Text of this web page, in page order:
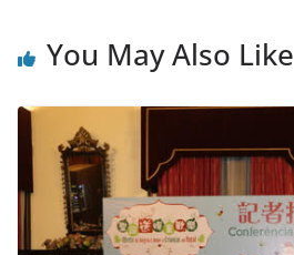
You May Also Like